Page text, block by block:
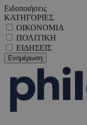
Ειδοποιήσεις
ΚΑΤΗΓΟΡΙΕΣ
ΟΙΚΟΝΟΜΙΑ
ΠΟΛΙΤΙΚΗ
ΕΙΔΗΣΕΙΣ